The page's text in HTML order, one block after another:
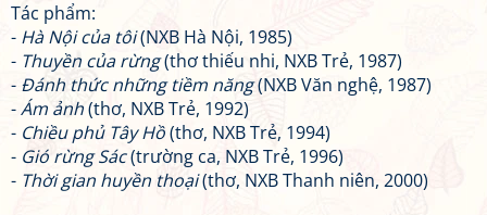
Tác phẩm:
- Hà Nội của tôi(NXB Hà Nội, 1985)
- Thuyền của rừng(thơ thiếu nhi, NXB Trẻ, 1987)
- Đánh thức những tiềm năng(NXB Văn nghệ, 1987)
-Ám ảnh(thơ, NXB Trẻ, 1992)
- Chiều phủ Tây Hồ(thơ, NXB Trẻ, 1994)
- Gió rừng Sác(trường ca, NXB Trẻ, 1996)
- Thời gian huyền thoại(thơ, NXB Thanh niên, 2000)